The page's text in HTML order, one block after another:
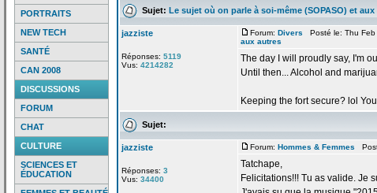
PORTRAITS
NEW TECH
SANTÉ
CAN 2008
DISCUSSIONS
FORUM
CHAT
CULTURE
SCIENCES ET
ÉDUCATION
Sujet: Le sujet où on parle à soi-même (SOPASO) et aux
jazziste
Réponses: 5119
Vus: 4214282
Forum: Divers Posté le: Thu
aux autres
The day I will proudly say, I'm
Until then... Alcohol and
Keeping the fort secure? lol
Sujet:
jazziste
Réponses: 3
Vus: 34400
Forum: Hommes & Femmes
Tatchape,
Felicitations!!! Tu as valide. Je